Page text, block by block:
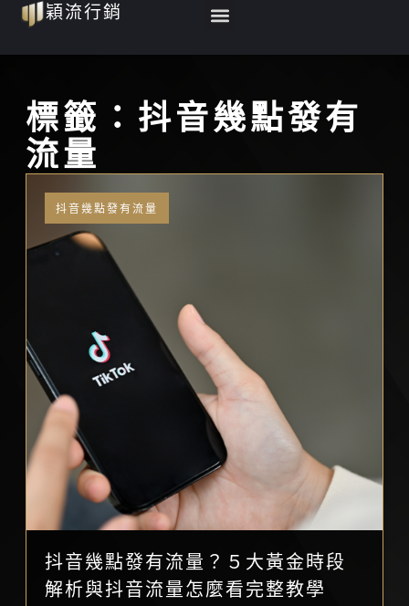
穎流行銷 Menu
標籤：抖音幾點發有
流量
抖音幾點發有流量
抖音幾點發有流量？５大黃金時段
解析與抖音流量怎麼看完整教學